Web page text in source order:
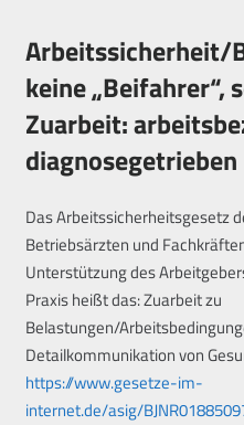
Arbeitssicherheit/
keine „Beifahrer“,
Zuarbeit:
diagnosegetrieben
Das Arbeitssicherheitsgesetz
Betriebsärzten und
Unterstützung des
Praxis heißt das: Zuarbeit zu
Belastungen/
Detailkommunikation von
https://www.gesetze-im-
internet.de/asig/